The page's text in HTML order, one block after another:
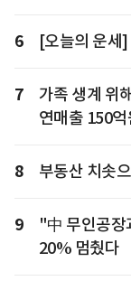
6 [오늘의 운세
7
가족 생계 위
연매출 150억
8 부동산 치솟
9
"中 무인공
20% 멈췄다